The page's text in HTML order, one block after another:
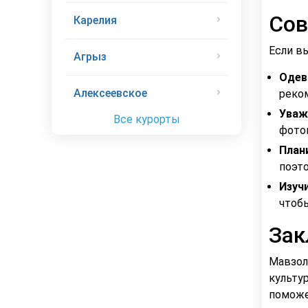
Карелия
Агрыз
Алексеевское
Все курорты
Если